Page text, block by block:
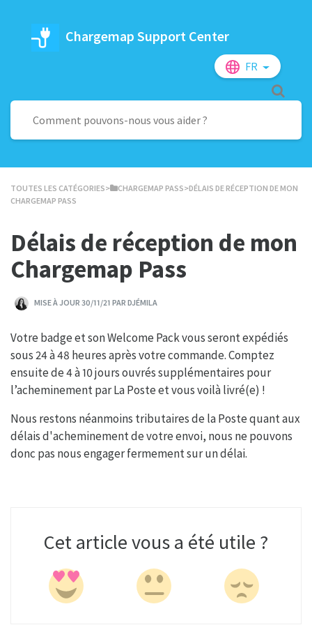
Chargemap Support Center
FR
TOUTES LES CATÉGORIES​>​ ​CHARGEMAP PASS​>​ DÉLAIS DE RÉCEPTION DE MON
CHARGEMAP PASS
Délais de réception de mon
Chargemap Pass
MISE À JOUR 30/11/21 PAR DJÉMILA
Votre badge et son Welcome Pack vous seront expédiés
sous 24 à 48 heures après votre commande. Comptez
ensuite de 4 à 10 jours ouvrés supplémentaires pour
l’acheminement par La Poste et vous voilà livré(e) !
Nous restons néanmoins tributaires de la Poste quant aux
délais d'acheminement de votre envoi, nous ne pouvons
donc pas nous engager fermement sur un délai.
Cet article vous a été utile ?